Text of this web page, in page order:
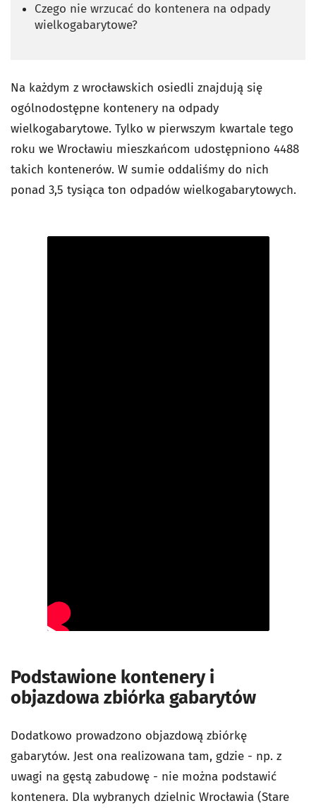
Czego nie wrzucać do kontenera na odpady
wielkogabarytowe?
Na każdym z wrocławskich osiedli znajdują się
ogólnodostępne kontenery na odpady
wielkogabarytowe. Tylko w pierwszym kwartale tego
roku we Wrocławiu mieszkańcom udostępniono 4488
takich kontenerów. W sumie oddaliśmy do nich
ponad 3,5 tysiąca ton odpadów wielkogabarytowych.
Podstawione kontenery i
objazdowa zbiórka gabarytów
Dodatkowo prowadzono objazdową zbiórkę
gabarytów. Jest ona realizowana tam, gdzie - np. z
uwagi na gęstą zabudowę - nie można podstawić
kontenera. Dla wybranych dzielnic Wrocławia (Stare